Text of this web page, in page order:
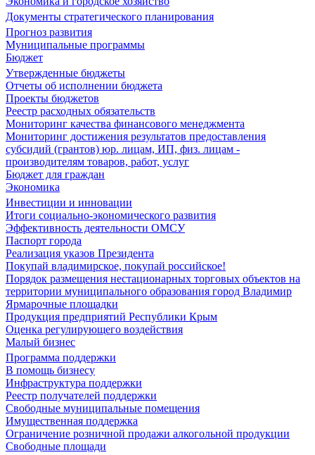
Документы стратегического планирования
Прогноз развития
Муниципальные программы
Бюджет
Утвержденные бюджеты
Отчеты об исполнении бюджета
Проекты бюджетов
Реестр расходных обязательств
Мониторинг качества финансового менеджмента
Мониторинг достижения результатов предоставления
субсидий (грантов) юр. лицам, ИП, физ. лицам -
производителям товаров, работ, услуг
Бюджет для граждан
Экономика
Инвестиции и инновации
Итоги социально-экономического развития
Эффективность деятельности ОМСУ
Паспорт города
Реализация указов Президента
Покупай владимирское, покупай российское!
Порядок размещения нестационарных торговых объектов на
территории муниципального образования город Владимир
Ярмарочные площадки
Продукция предприятий Республики Крым
Оценка регулирующего воздействия
Малый бизнес
Программа поддержки
В помощь бизнесу
Инфраструктура поддержки
Реестр получателей поддержки
Свободные муниципальные помещения
Имущественная поддержка
Ограничение розничной продажи алкогольной продукции
Свободные площади